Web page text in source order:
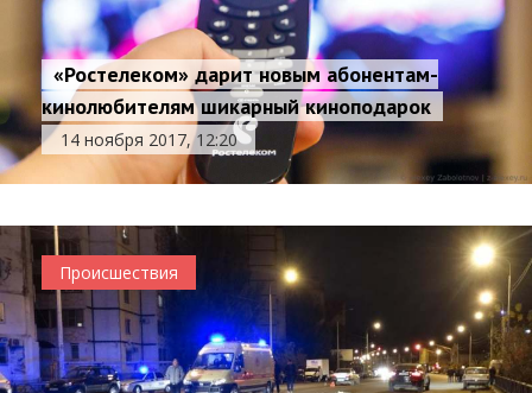
«Ростелеком» дарит новым абонентам-
кинолюбителям шикарный киноподарок
14 ноября 2017, 12:20
Происшествия